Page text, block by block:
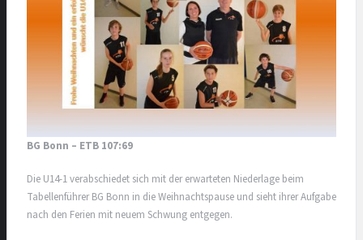
BG Bonn – ETB 107:69
Die U14-1 verabschiedet sich mit der erwarteten Niederlage beim
Tabellenführer BG Bonn in die Weihnachtspause und sieht ihrer Aufgabe
nach den Ferien mit neuem Schwung entgegen.